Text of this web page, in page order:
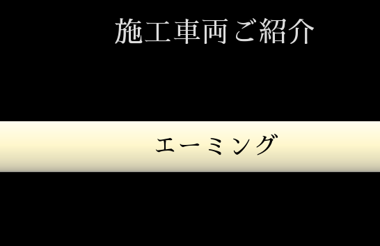
施工車両ご紹介
エーミング